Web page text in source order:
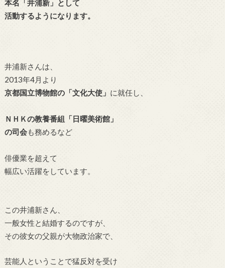
本名「井浦新」として
活動するようになります。
井浦新さんは、
2013年4月より
京都国立博物館の「文化大使」 に就任し、
ＮＨＫの教養番組「日曜美術館」
の司会も務めるなど
俳優業を超えて
幅広い活躍をしています。
この井浦新さん、
一般女性と結婚するのですが、
その彼女の父親が大物政治家で、
芸能人ということで猛反対を受け